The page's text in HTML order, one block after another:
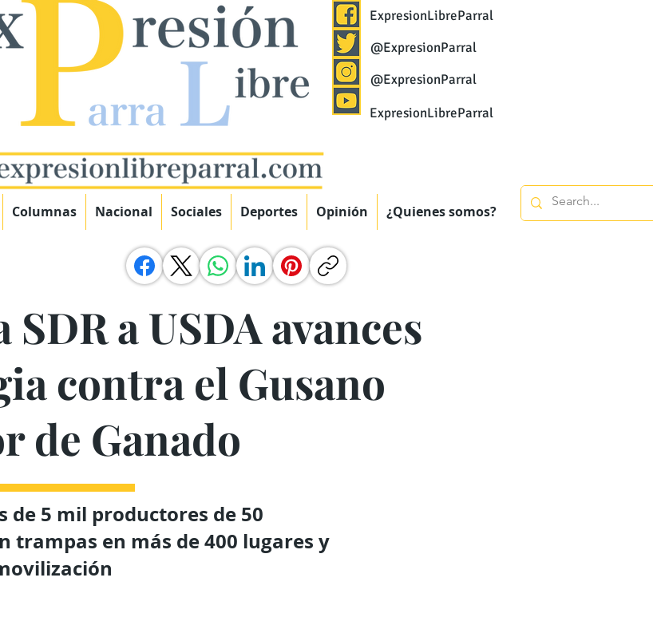
ExpresionLibreParral
@ExpresionParral
@ExpresionParral
ExpresionLibreParral
Columnas Nacional Sociales Deportes Opinión ¿Quienes somos?
a USDA avances
contra el Gusano
de Ganado
de 5 mil productores de 50
trampas en más de 400 lugares y